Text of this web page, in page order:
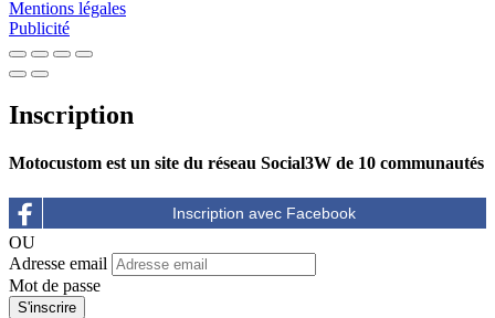
Mentions légales
Publicité
Inscription
Motocustom est un site du réseau Social3W de 10 communautés
OU
Adresse email
Mot de passe